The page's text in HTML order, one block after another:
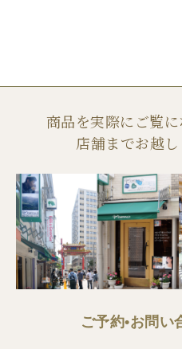
商品を実際にご覧に
店舗までお越し
ご予約•お問い